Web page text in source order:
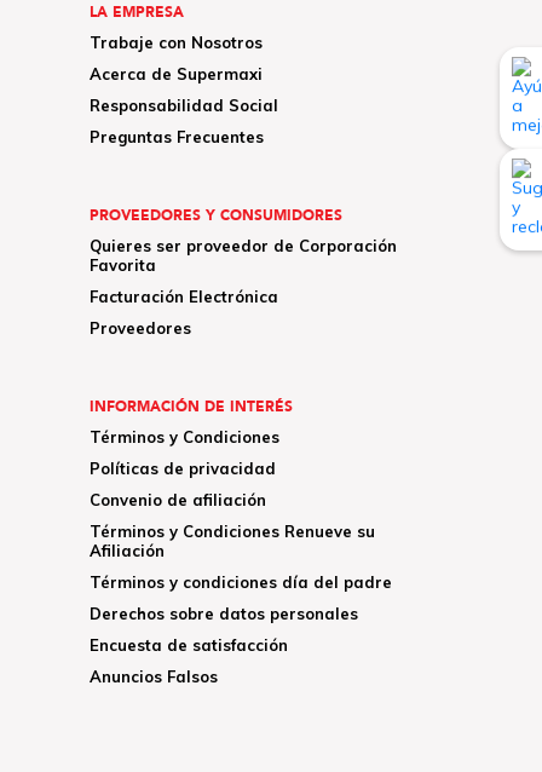
LA EMPRESA
Trabaje con Nosotros
Acerca de Supermaxi
Responsabilidad Social
Preguntas Frecuentes
PROVEEDORES Y CONSUMIDORES
Quieres ser proveedor de Corporación
Favorita
Facturación Electrónica
Proveedores
INFORMACIÓN DE INTERÉS
Términos y Condiciones
Políticas de privacidad
Convenio de afiliación
Términos y Condiciones Renueve su
Afiliación
Términos y condiciones día del padre
Derechos sobre datos personales
Encuesta de satisfacción
Anuncios Falsos